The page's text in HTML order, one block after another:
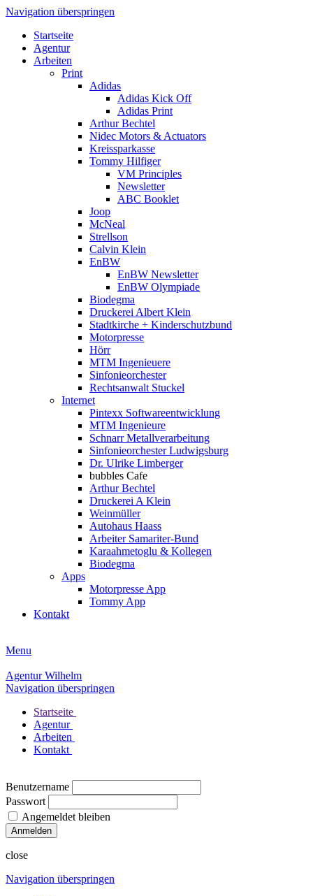
Navigation überspringen
Startseite
Agentur
Arbeiten
Print
Adidas
Adidas Kick Off
Adidas Print
Arthur Bechtel
Nidec Motors & Actuators
Kreissparkasse
Tommy Hilfiger
VM Principles
Newsletter
ABC Booklet
Joop
McNeal
Strellson
Calvin Klein
EnBW
EnBW Newsletter
EnBW Olympiade
Biodegma
Druckerei Albert Klein
Stadtkirche + Kinderschutzbund
Motorpresse
Hörr
MTM Ingenieuere
Sinfonieorchester
Rechtsanwalt Stuckel
Internet
Pintexx Softwareentwicklung
MTM Ingenieure
Schnarr Metallverarbeitung
Sinfonieorchester Ludwigsburg
Dr. Ulrike Limberger
bubbles Cafe
Arthur Bechtel
Druckerei A Klein
Weinmüller
Autohaus Haass
Arbeiter Samariter-Bund
Karaahmetoglu & Kollegen
Biodegma
Apps
Motorpresse App
Tommy App
Kontakt
Menu
Agentur Wilhelm
Navigation überspringen
Startseite
Agentur
Arbeiten
Kontakt
Benutzername
Passwort
Angemeldet bleiben
close
Navigation überspringen